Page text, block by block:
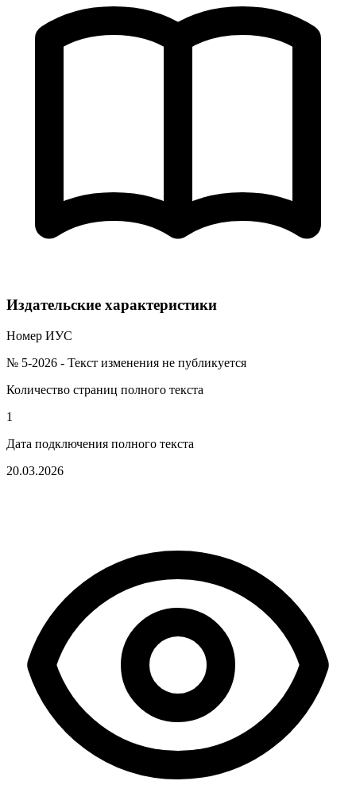
Издательские характеристики
Номер ИУС
№ 5-2026 - Текст изменения не публикуется
Количество страниц полного текста
1
Дата подключения полного текста
20.03.2026